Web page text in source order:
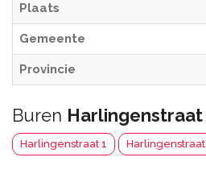
Plaats
Gemeente
Provincie
Buren Harlingenstraat
Harlingenstraat 1 Harlingenstraat